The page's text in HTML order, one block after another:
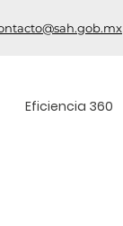
Eficiencia 360